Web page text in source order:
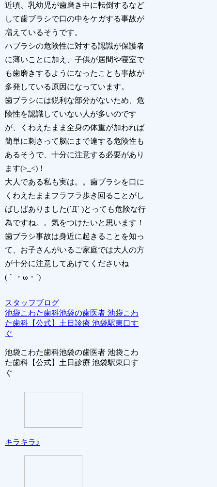
近頃、乳幼児が歯磨き中に転倒するなど
して歯ブラシで口の中をケガする事故が
増えているそうです。
ハブラシの危険性に対する認識が保護者
に薄いことに加え、子供が居間や寝室で
も歯磨きするようになったことも事故が
多発している原因になっています。
歯ブラシには鋭利な部分がないため、危
険性を認識していない人が多いのです
が、くわえたまま全身の体重が加われば
簡単に刺さって脳にまで達する危険性も
あるそうで、十分に注意する必要があり
ます(>_<)！
大人である私も実は。。歯ブラシを口に
くわえたままフラフラ歩き回ることがし
ばしばありました(´Д` )とっても危険な行
為ですね。。気をつけたいと思います！
歯ブラシ事故は身近に起きることを知っ
て、お子さんがいるご家庭では大人の方
が十分に注意してあげてくださいね
(｀・ω・´)
スタッフブログ
池袋こわた歯科池袋の歯医者 池袋こわ
た歯科【公式】土日診療 池袋駅東口す
ぐ
池袋こわた歯科池袋の歯医者 池袋こわ
た歯科【公式】土日診療 池袋駅東口す
ぐ
キラキラ♪